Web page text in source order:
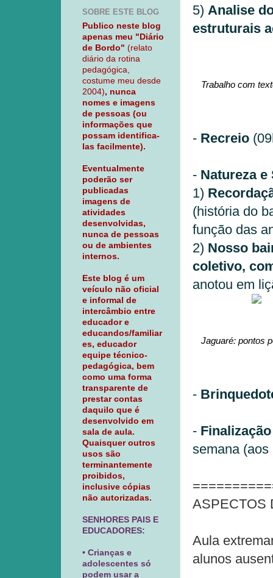
5) Analise
estruturais
Trabalho com
- Recreio
- Natureza
1)
(história do
função das
2) Nosso
coletivo,
anotou em
Jaguaré: pontos
-
-
semana
ASPECTOS
Aula
alunos
SOBRE ESTE BLOG
Publico neste blog
apenas meu "Diário
de Bordo" (relato
diário da rotina
pedagógica,
costume meu desde
2004), nunca
nomes e imagens
de pessoas (ou
informações que
possam identifica-
las facilmente).
Eventualmente
poderão ser
publicadas
imagens de
atividades
desenvolvidas,
nunca de pessoas
ou de ambientes
internos.
Este blog é um
veículo não oficial
e informal de
intercâmbio entre
educador e
educandos/familiar
es, educador
equipe técnico-
pedagógica, bem
como uma forma
transparente de
prestar contas
daquilo que é
desenvolvido em
sala de aula.
Quaisquer outros
usos são
terminantemente
proibidos,
inclusive cópias
não autorizadas.
SENHORES PAIS E
EDUCADORES:
• Crianças e
adolescentes só
podem usar a